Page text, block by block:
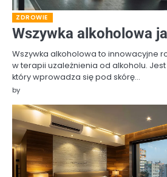
ZDROWIE
Wszywka alkoholowa
Wszywka alkoholowa to innowacyjne
w terapii uzależnienia od alkoholu.
który wprowadza się pod skórę…
by